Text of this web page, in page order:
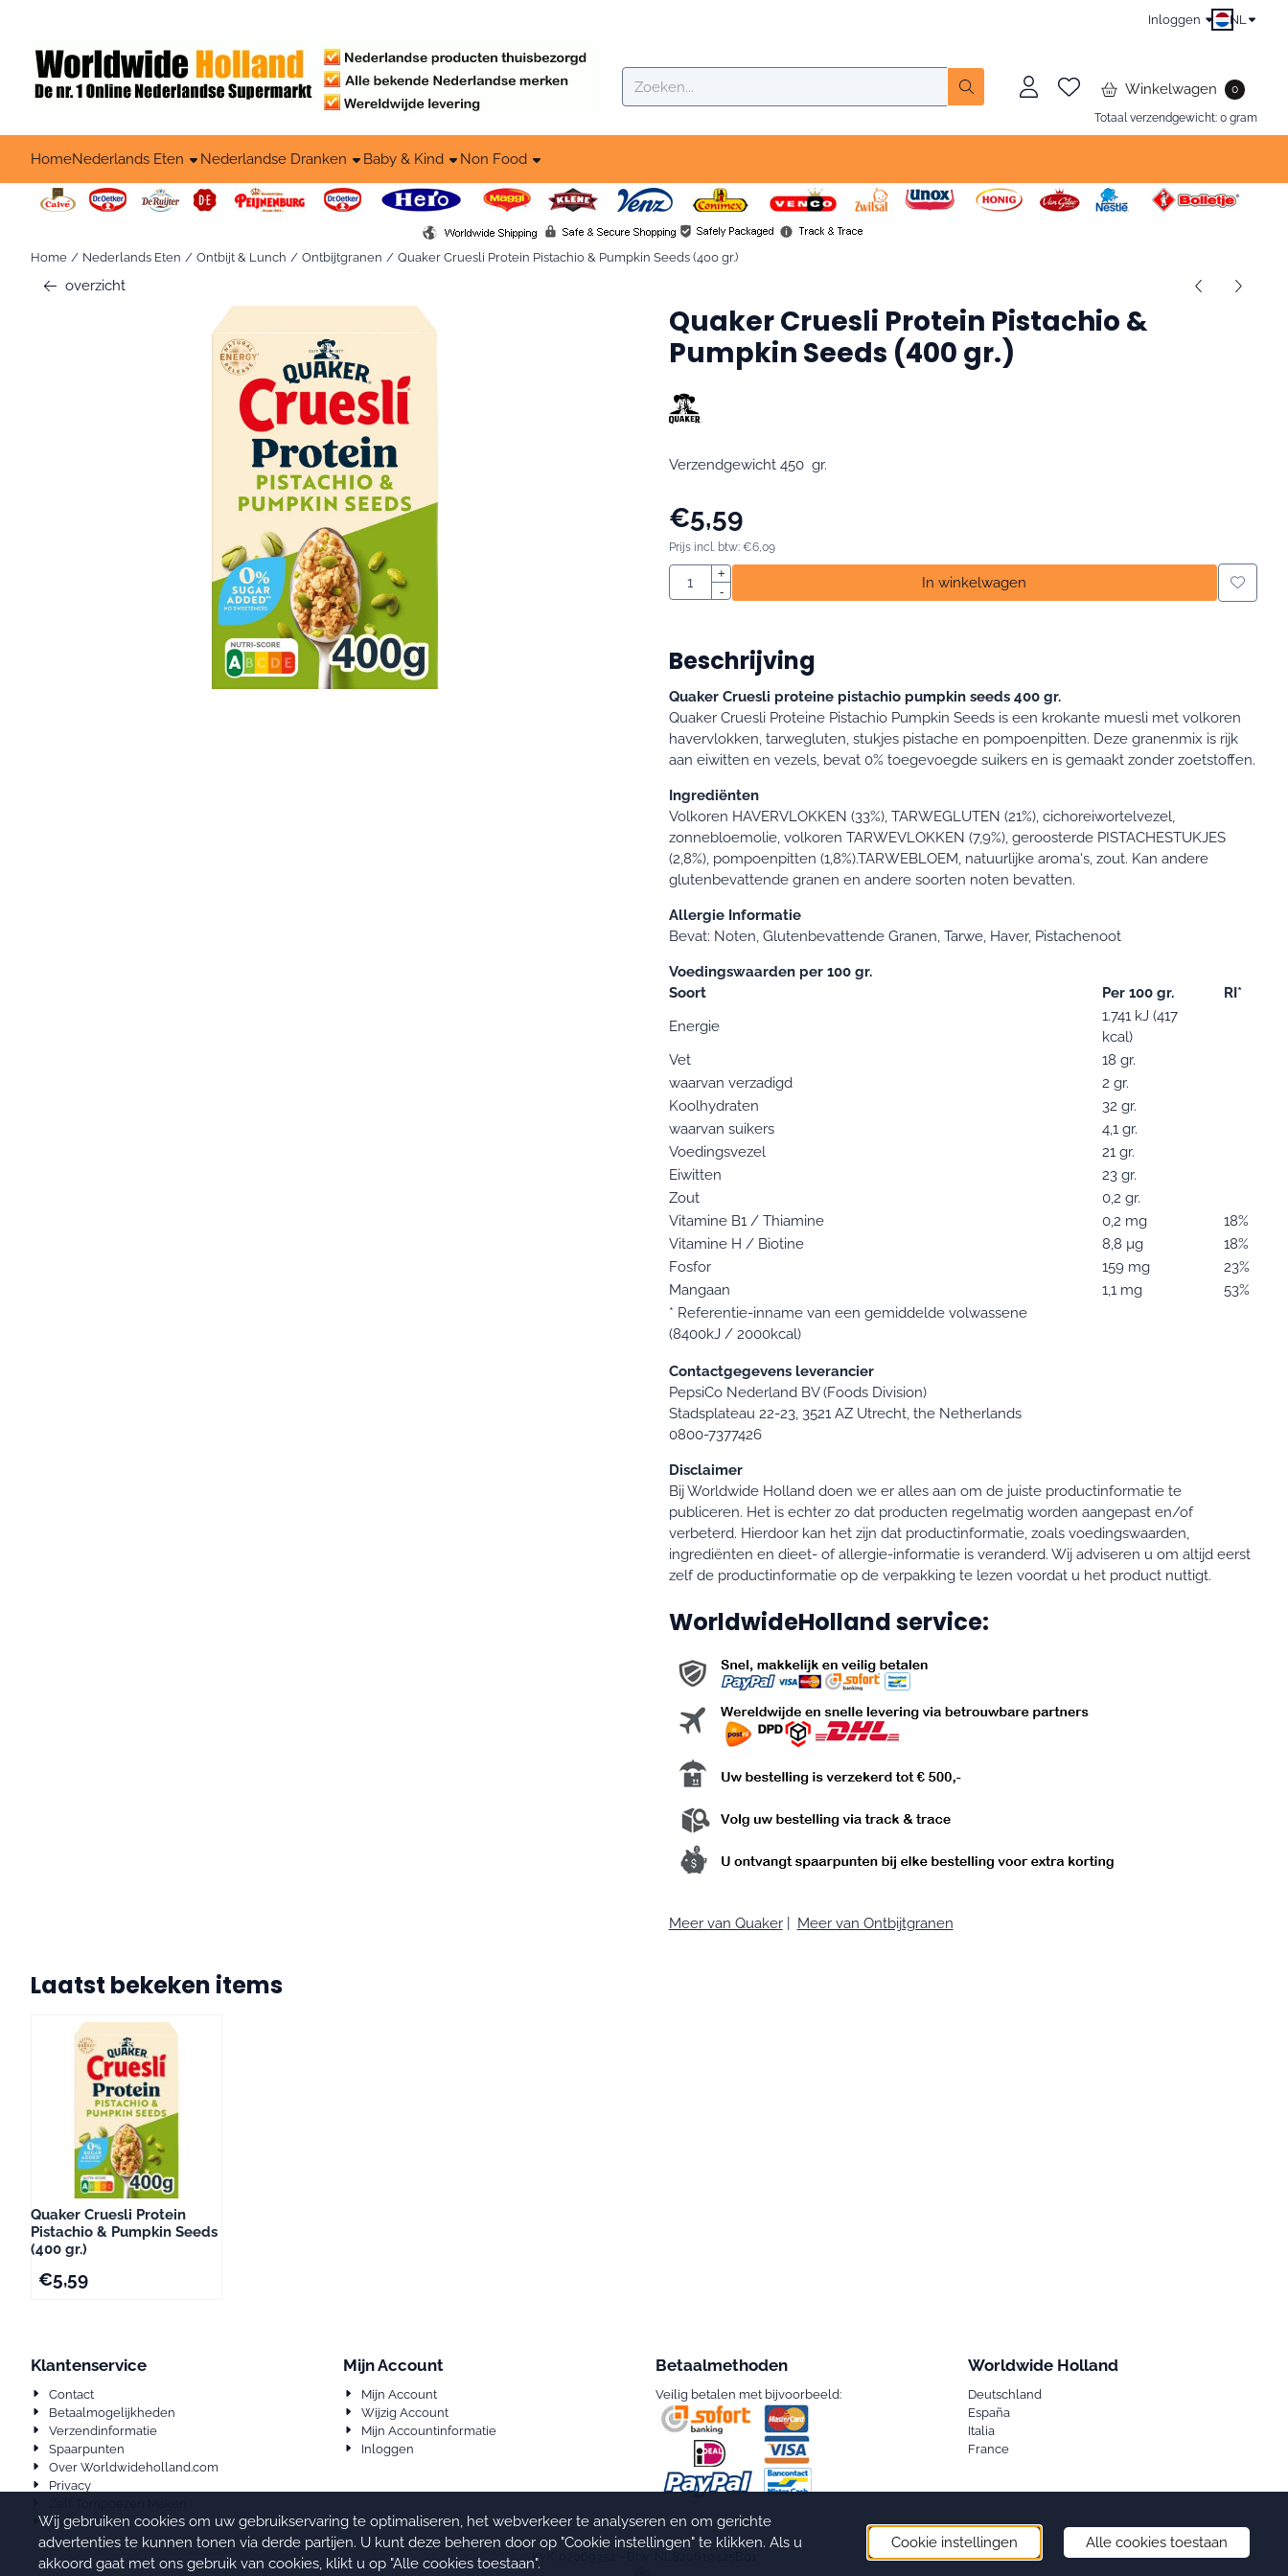
Inloggen NL
Zoeken
Winkelwagen 0
Totaal verzendgewicht: 0 gram
HomeNederlands Eten Nederlandse Dranken Baby & Kind Non Food
Home / Nederlands Eten / Ontbijt & Lunch / Ontbijtgranen / Quaker Cruesli Protein Pistachio & Pumpkin Seeds (400 gr.)
overzicht
Quaker Cruesli Protein Pistachio &
Pumpkin Seeds (400 gr.)
Verzendgewicht 450 gr.
€5,59
Prijs incl. btw: €6,09
Aantal
+
-
In winkelwagen
Beschrijving
Quaker Cruesli proteine pistachio pumpkin seeds 400 gr.
Quaker Cruesli Proteine Pistachio Pumpkin Seeds is een krokante muesli met volkoren
havervlokken, tarwegluten, stukjes pistache en pompoenpitten. Deze granenmix is rijk
aan eiwitten en vezels, bevat 0% toegevoegde suikers en is gemaakt zonder zoetstoffen.
Ingrediënten
Volkoren HAVERVLOKKEN (33%), TARWEGLUTEN (21%), cichoreiwortelvezel,
zonnebloemolie, volkoren TARWEVLOKKEN (7,9%), geroosterde PISTACHESTUKJES
(2,8%), pompoenpitten (1,8%).TARWEBLOEM, natuurlijke aroma's, zout. Kan andere
glutenbevattende granen en andere soorten noten bevatten.
Allergie Informatie
Bevat: Noten, Glutenbevattende Granen, Tarwe, Haver, Pistachenoot
Voedingswaarden per 100 gr.
Soort
Per 100 gr.
RI*
Energie
1.741 kJ (417
kcal)
Vet
18 gr.
waarvan verzadigd
2 gr.
Koolhydraten
32 gr.
waarvan suikers
4,1 gr.
Voedingsvezel
21 gr.
Eiwitten
23 gr.
Zout
0,2 gr.
Vitamine B1 / Thiamine
0,2 mg
18%
Vitamine H / Biotine
8,8 µg
18%
Fosfor
159 mg
23%
Mangaan
1,1 mg
53%
* Referentie-inname van een gemiddelde volwassene
(8400kJ / 2000kcal)
Contactgegevens leverancier
PepsiCo Nederland BV (Foods Division)
Stadsplateau 22-23, 3521 AZ Utrecht, the Netherlands
0800-7377426
Disclaimer
Bij Worldwide Holland doen we er alles aan om de juiste productinformatie te
publiceren. Het is echter zo dat producten regelmatig worden aangepast en/of
verbeterd. Hierdoor kan het zijn dat productinformatie, zoals voedingswaarden,
ingrediënten en dieet- of allergie-informatie is veranderd. Wij adviseren u om altijd eerst
zelf de productinformatie op de verpakking te lezen voordat u het product nuttigt.
WorldwideHolland service:
Meer van Quaker| Meer van Ontbijtgranen
Laatst bekeken items
Quaker Cruesli Protein
Pistachio & Pumpkin Seeds
(400 gr.)
€5,59
Klantenservice
Contact
Betaalmogelijkheden
Verzendinformatie
Spaarpunten
Over Worldwideholland.com
Privacy
Voorwaarden
Mijn Account
Mijn Account
Wijzig Account
Mijn Accountinformatie
Inloggen
Betaalmethoden
Veilig betalen met bijvoorbeeld:
Worldwide Holland
Deutschland
España
Italia
France
KvK: 02069352 - Btw: NL820619425B01
Wij gebruiken cookies om uw gebruikservaring te optimaliseren, het webverkeer te analyseren en om gerichte
advertenties te kunnen tonen via derde partijen. U kunt deze beheren door op "Cookie instellingen" te klikken. Als u
akkoord gaat met ons gebruik van cookies, klikt u op "Alle cookies toestaan".
Cookie instellingen Alle cookies toestaan